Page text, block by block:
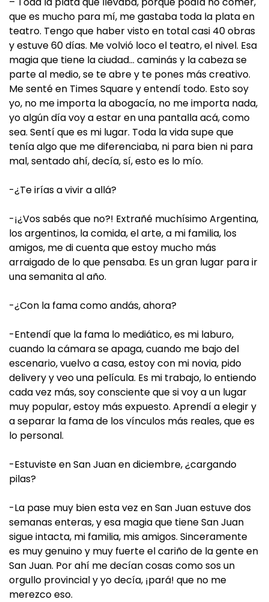
que es mucho para mí, me gastaba toda la plata en
teatro. Tengo que haber visto en total casi 40 obras
y estuve 60 días. Me volvió loco el teatro, el nivel. Esa
magia que tiene la ciudad… caminás y la cabeza se
parte al medio, se te abre y te pones más creativo.
Me senté en Times Square y entendí todo. Esto soy
yo, no me importa la abogacía, no me importa nada,
yo algún día voy a estar en una pantalla acá, como
sea. Sentí que es mi lugar. Toda la vida supe que
tenía algo que me diferenciaba, ni para bien ni para
mal, sentado ahí, decía, sí, esto es lo mío.
-¿Te irías a vivir a allá?
-¡¿Vos sabés que no?! Extrañé muchísimo Argentina,
los argentinos, la comida, el arte, a mi familia, los
amigos, me di cuenta que estoy mucho más
arraigado de lo que pensaba. Es un gran lugar para ir
una semanita al año.
-¿Con la fama como andás, ahora?
-Entendí que la fama lo mediático, es mi laburo,
cuando la cámara se apaga, cuando me bajo del
escenario, vuelvo a casa, estoy con mi novia, pido
delivery y veo una película. Es mi trabajo, lo entiendo
cada vez más, soy consciente que si voy a un lugar
muy popular, estoy más expuesto. Aprendí a elegir y
a separar la fama de los vínculos más reales, que es
lo personal.
-Estuviste en San Juan en diciembre, ¿cargando
pilas?
-La pase muy bien esta vez en San Juan estuve dos
semanas enteras, y esa magia que tiene San Juan
sigue intacta, mi familia, mis amigos. Sinceramente
es muy genuino y muy fuerte el cariño de la gente en
San Juan. Por ahí me decían cosas como sos un
orgullo provincial y yo decía, ¡pará! que no me
merezco eso.